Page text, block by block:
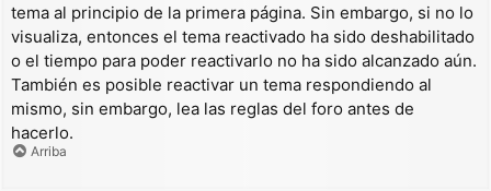
tema al principio de la primera página. Sin embargo, si no lo
visualiza, entonces el tema reactivado ha sido deshabilitado
o el tiempo para poder reactivarlo no ha sido alcanzado aún.
También es posible reactivar un tema respondiendo al
mismo, sin embargo, lea las reglas del foro antes de
hacerlo.
Arriba